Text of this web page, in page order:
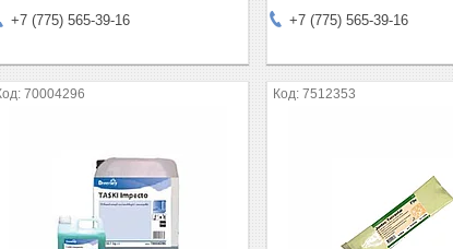
+7 (775) 565-39-16 +7 (775) 565-39-16
70004296 7512353